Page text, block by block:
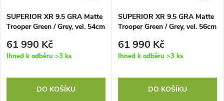
SUPERIOR XR 9.5 GRA Matte
Trooper Green / Grey, vel. 54cm
61 990 Kč
Ihned k odběru >3 ks
DO KOŠÍKU
SUPERIOR XR 9.5 GRA Matte
Trooper Green / Grey, vel. 56cm
61 990 Kč
Ihned k odběru >3 ks
DO KOŠÍKU